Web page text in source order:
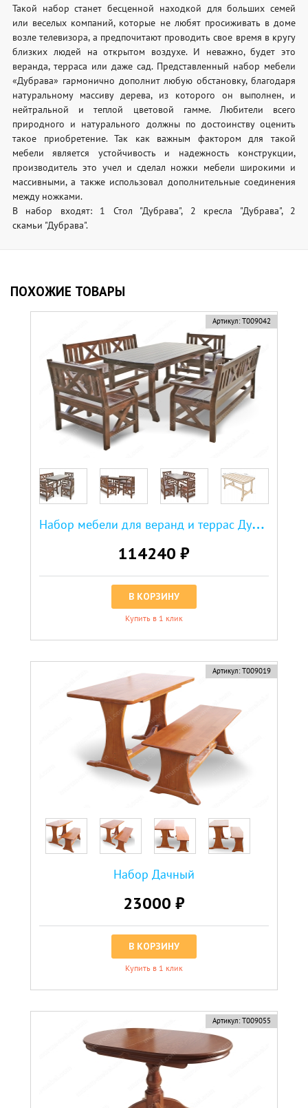
Такой набор станет бесценной находкой для больших семей
или веселых компаний, которые не любят просиживать в доме
возле телевизора, а предпочитают проводить свое время в кругу
близких людей на открытом воздухе. И неважно, будет это
веранда, терраса или даже сад. Представленный набор мебели
«Дубрава» гармонично дополнит любую обстановку, благодаря
натуральному массиву дерева, из которого он выполнен, и
нейтральной и теплой цветовой гамме. Любители всего
природного и натурального должны по достоинству оценить
такое приобретение. Так как важным фактором для такой
мебели является устойчивость и надежность конструкции,
производитель это учел и сделал ножки мебели широкими и
массивными, а также использовал дополнительные соединения
между ножками.
В набор входят: 1 Стол "Дубрава", 2 кресла "Дубрава", 2
скамьи "Дубрава".
ПОХОЖИЕ ТОВАРЫ
Артикул: Т009042
Н
абор мебели для веранд и террас Дубрава
114240 ₽
В КОРЗИНУ
Купить в 1 клик
Артикул: Т009019
Набор Дачный
23000 ₽
В КОРЗИНУ
Купить в 1 клик
Артикул: Т009055